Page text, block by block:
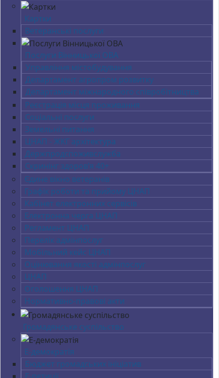
Картки
Ветеранські послуги
Послуги Вінницької ОВА
Управління містобудування
Департамент агропром розвитку
Департамент міжнародного співробітництва
Реєстрація місця проживання
Соціальні послуги
Земельні питання
ЦНАП - ЖКГ архітектура
Держпродспоживслужба
Скринінг здоров’я 40+
Єдине вікно ветеранів
Графік роботи та прийому ЦНАП
Кабінет електронних сервісів
Електронна черга ЦНАП
Регламент ЦНАП
Перелік адмінпослуг
Мобільний кейс ЦНАП
Оцінювання якості адмінпослуг
ЦНАП
Оголошення ЦНАП
Нормативно-правові акти
Громадянське суспільство
Е-демократія
Бюджет громадських ініціатив